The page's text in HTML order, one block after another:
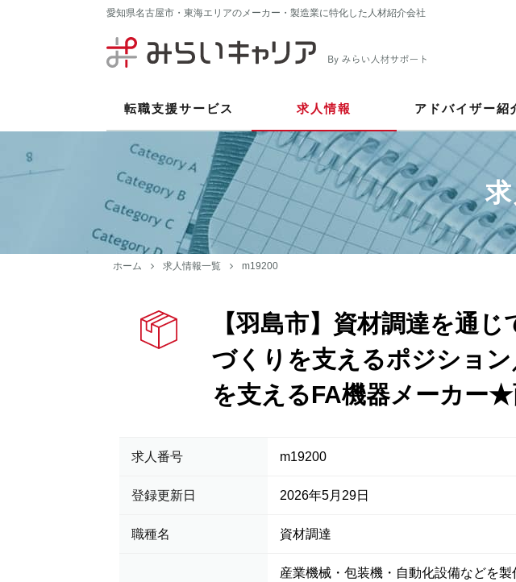
愛知県名古屋市・東海エリアのメーカー・製造業に特化した人材紹介会社
転職支援サービス 求人情報 アドバイザー紹
ホーム 求人情報一覧 m19200
【羽島市】資材調達を通
づくりを支えるポジショ
を支えるFA機器メーカー
求人番号 m19200
登録更新日 2026年5月29日
職種名 資材調達
産業機械・包装機・自動化設備などを